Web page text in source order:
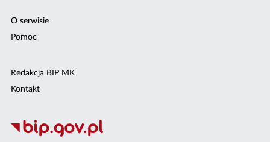
O serwisie
Pomoc
Redakcja BIP MK
Kontakt